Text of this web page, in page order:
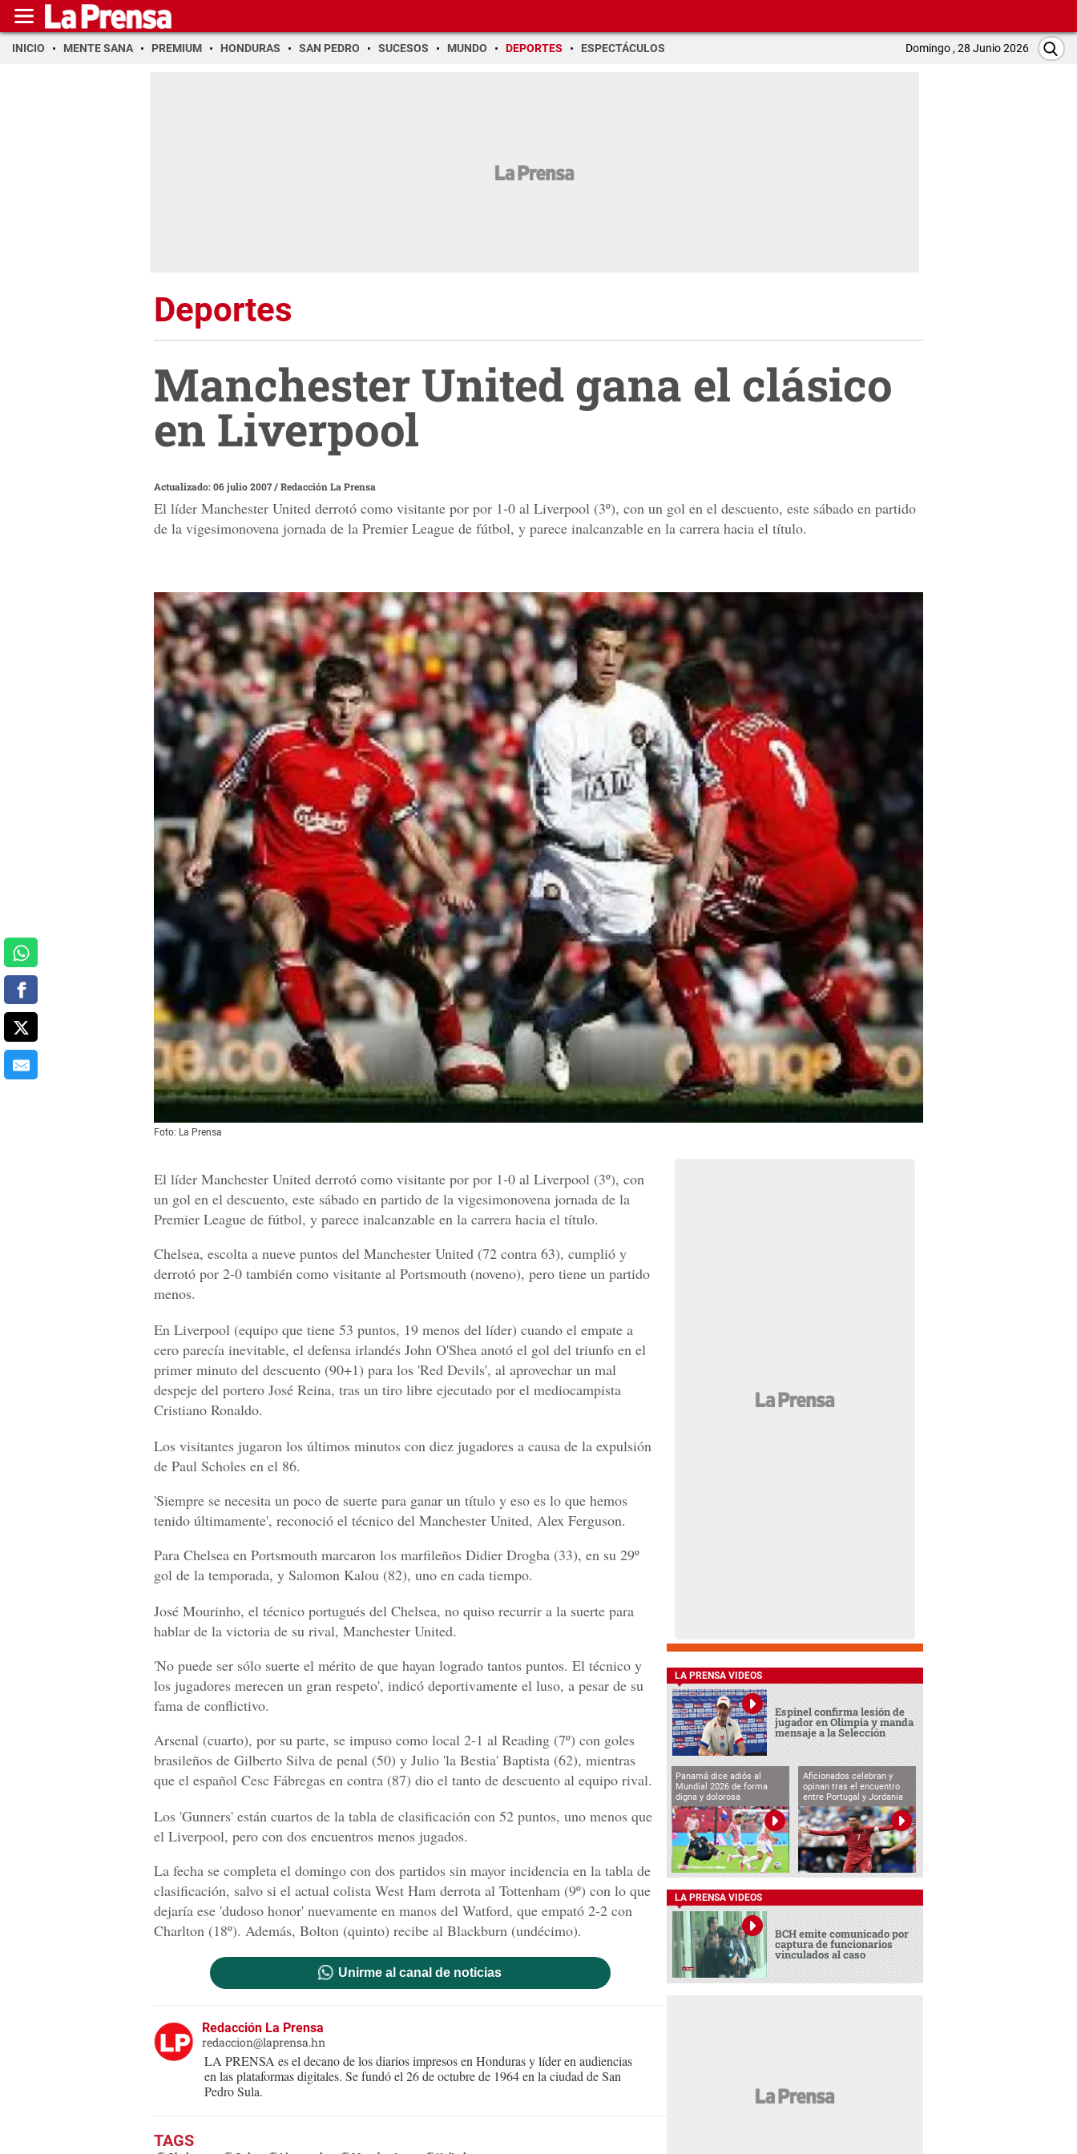
INICIO MENTE SANA PREMIUM HONDURAS SAN PEDRO SUCESOS MUNDO DEPORTES ESPECTÁCULOS Domingo , 28 Junio 2026
Deportes
Manchester United gana el clásico
en Liverpool
Actualizado: 06 julio 2007/Redacción La Prensa
El líder Manchester United derrotó como visitante por por 1-0 al Liverpool (3º), con un gol en el descuento, este sábado en partido
de la vigesimonovena jornada de la Premier League de fútbol, y parece inalcanzable en la carrera hacia el título.
Foto: La Prensa
El líder Manchester United derrotó como visitante por por 1-0 al Liverpool (3º), con
un gol en el descuento, este sábado en partido de la vigesimonovena jornada de la
Premier League de fútbol, y parece inalcanzable en la carrera hacia el título.
Chelsea, escolta a nueve puntos del Manchester United (72 contra 63), cumplió y
derrotó por 2-0 también como visitante al Portsmouth (noveno), pero tiene un partido
menos.
En Liverpool (equipo que tiene 53 puntos, 19 menos del líder) cuando el empate a
cero parecía inevitable, el defensa irlandés John O'Shea anotó el gol del triunfo en el
primer minuto del descuento (90+1) para los 'Red Devils', al aprovechar un mal
despeje del portero José Reina, tras un tiro libre ejecutado por el mediocampista
Cristiano Ronaldo.
Los visitantes jugaron los últimos minutos con diez jugadores a causa de la expulsión
de Paul Scholes en el 86.
'Siempre se necesita un poco de suerte para ganar un título y eso es lo que hemos
tenido últimamente', reconoció el técnico del Manchester United, Alex Ferguson.
Para Chelsea en Portsmouth marcaron los marfileños Didier Drogba (33), en su 29º
gol de la temporada, y Salomon Kalou (82), uno en cada tiempo.
José Mourinho, el técnico portugués del Chelsea, no quiso recurrir a la suerte para
hablar de la victoria de su rival, Manchester United.
'No puede ser sólo suerte el mérito de que hayan logrado tantos puntos. El técnico y
los jugadores merecen un gran respeto', indicó deportivamente el luso, a pesar de su
fama de conflictivo.
Arsenal (cuarto), por su parte, se impuso como local 2-1 al Reading (7º) con goles
brasileños de Gilberto Silva de penal (50) y Julio 'la Bestia' Baptista (62), mientras
que el español Cesc Fábregas en contra (87) dio el tanto de descuento al equipo rival.
Los 'Gunners' están cuartos de la tabla de clasificación con 52 puntos, uno menos que
el Liverpool, pero con dos encuentros menos jugados.
La fecha se completa el domingo con dos partidos sin mayor incidencia en la tabla de
clasificación, salvo si el actual colista West Ham derrota al Tottenham (9º) con lo que
dejaría ese 'dudoso honor' nuevamente en manos del Watford, que empató 2-2 con
Charlton (18º). Además, Bolton (quinto) recibe al Blackburn (undécimo).
Unirme al canal de noticias
Redacción La Prensa
redaccion@laprensa.hn
LA PRENSA es el decano de los diarios impresos en Honduras y líder en audiencias
en las plataformas digitales. Se fundó el 26 de octubre de 1964 en la ciudad de San
Pedro Sula.
LA PRENSA VIDEOS
Espinel confirma lesión de
jugador en Olimpia y manda
mensaje a la Selección
Panamá dice adiós al
Mundial 2026 de forma
digna y dolorosa
Aficionados celebran y
opinan tras el encuentro
entre Portugal y Jordania
LA PRENSA VIDEOS
BCH emite comunicado por
captura de funcionarios
vinculados al caso